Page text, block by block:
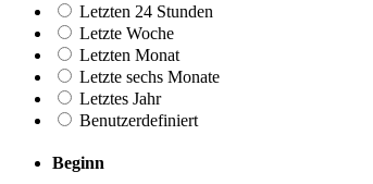
Letzten 24 Stunden
Letzte Woche
Letzten Monat
Letzte sechs Monate
Letztes Jahr
Benutzerdefiniert
Beginn